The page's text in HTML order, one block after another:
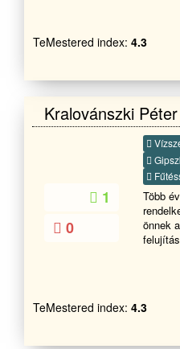
TeMestered index: 4.3
Kralovánszki Péter
1
0
Több
önnek
TeMestered index: 4.3